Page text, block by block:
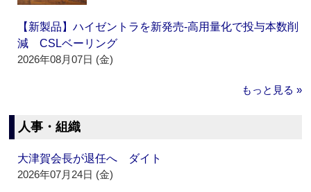
【新製品】ハイゼントラを新発売‐高用量化で投与本数削
減 CSLベーリング
2026年08月07日 (金)
もっと見る »
人事・組織
大津賀会長が退任へ ダイト
2026年07月24日 (金)